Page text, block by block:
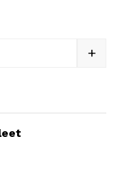
INBOUW
+